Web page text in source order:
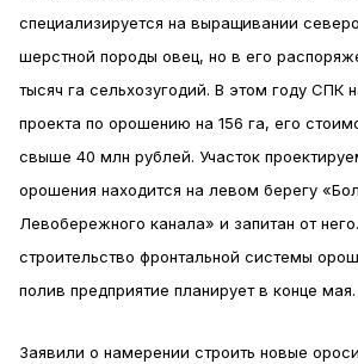
специализируется на выращивании
шерстной породы овец, но в его
тысяч га сельхозугодий. В этом году СПК
проекта по орошению на 156 га, его
свыше 40 млн рублей. Участок
орошения находится на левом берегу
Левобережного канала» и запитан от
строительство фронтальной системы
полив предприятие планирует в конце мая.
Заявили о намерении строить новые